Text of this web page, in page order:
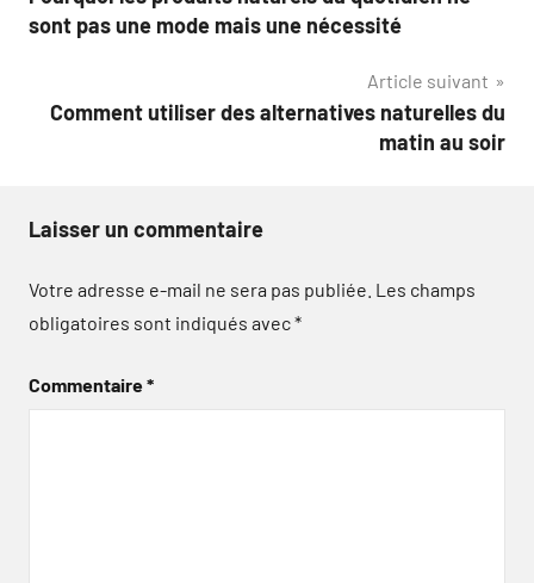
de
sont pas une mode mais une nécessité
Article suivant
Comment utiliser des alternatives naturelles du
matin au soir
Laisser un commentaire
Votre adresse e-mail ne sera pas publiée. Les champs
obligatoires sont indiqués avec*
Commentaire*